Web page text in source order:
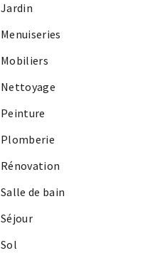
Jardin
Menuiseries
Mobiliers
Nettoyage
Peinture
Plomberie
Rénovation
Salle de bain
Séjour
Sol